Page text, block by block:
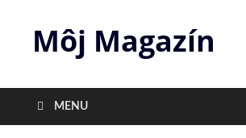
Môj Magazín
MENU